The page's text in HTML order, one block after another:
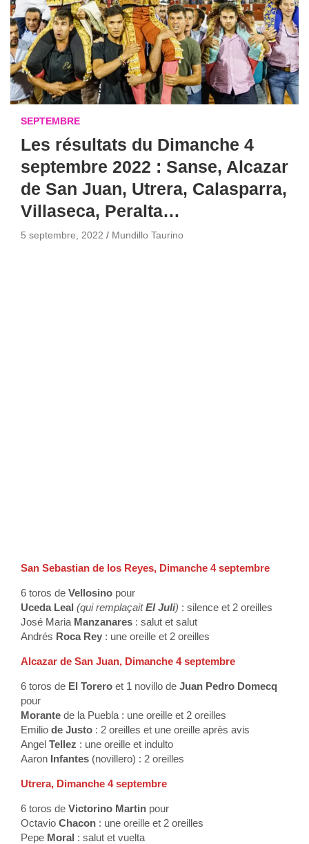
SEPTEMBRE
Les résultats du Dimanche 4
septembre 2022 : Sanse, Alcazar
de San Juan, Utrera, Calasparra,
Villaseca, Peralta…
5 septembre, 2022 Mundillo Taurino
San Sebastian de los Reyes, Dimanche 4 septembre
6 toros de Vellosino pour
Uceda Leal (qui remplaçaitEl Juli) : silence et 2 oreilles
José Maria Manzanares : salut et salut
Andrés Roca Rey : une oreille et 2 oreilles
Alcazar de San Juan, Dimanche 4 septembre
6 toros de El Torero et 1 novillo de Juan Pedro Domecq
pour
Morante de la Puebla : une oreille et 2 oreilles
Emilio de Justo : 2 oreilles et une oreille après avis
Angel Tellez : une oreille et indulto
Aaron Infantes (novillero) : 2 oreilles
Utrera, Dimanche 4 septembre
6 toros de Victorino Martin pour
Octavio Chacon : une oreille et 2 oreilles
Pepe Moral : salut et vuelta